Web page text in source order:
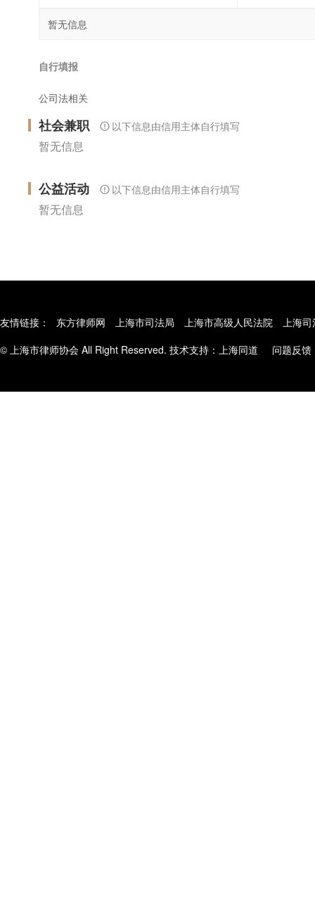
暂无信息
自行填报
公司法相关
社会兼职 以下信息由信用主体自行填写
暂无信息
公益活动 以下信息由信用主体自行填写
暂无信息
友情链接： 东方律师网 上海市司法局 上海市高级人民法院
上海
© 上海市律师协会 All Right Reserved. 技术支持： 上海同道 问题反馈